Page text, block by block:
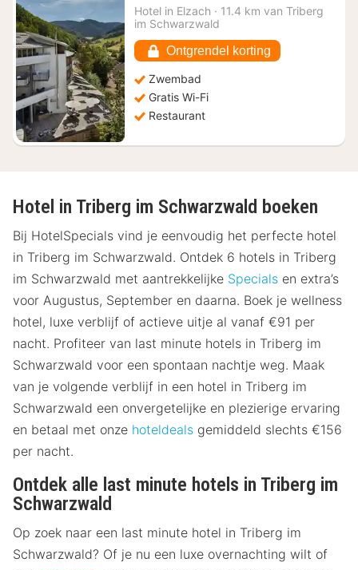
nacht
153,89
Hotel in Elzach · 11.4 km van Triberg
im Schwarzwald
Ontgrendel korting
Zwembad
Gratis Wi-Fi
Restaurant
Hotel in Triberg im Schwarzwald boeken
Bij HotelSpecials vind je eenvoudig het perfecte hotel
in Triberg im Schwarzwald. Ontdek 6 hotels in Triberg
im Schwarzwald met aantrekkelijke Specials en extra’s
voor Augustus, September en daarna. Boek je wellness
hotel, luxe verblijf of actieve uitje al vanaf €91 per
nacht. Profiteer van last minute hotels in Triberg im
Schwarzwald voor een spontaan nachtje weg. Maak
van je volgende verblijf in een hotel in Triberg im
Schwarzwald een onvergetelijke en plezierige ervaring
en betaal met onze hoteldeals gemiddeld slechts €156
per nacht.
Ontdek alle last minute hotels in Triberg im
Schwarzwald
Op zoek naar een last minute hotel in Triberg im
Schwarzwald? Of je nu een luxe overnachting wilt of